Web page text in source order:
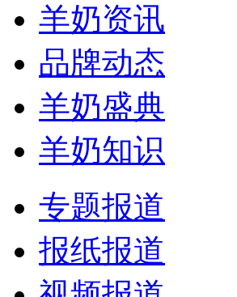
羊奶资讯
品牌动态
羊奶盛典
羊奶知识
专题报道
报纸报道